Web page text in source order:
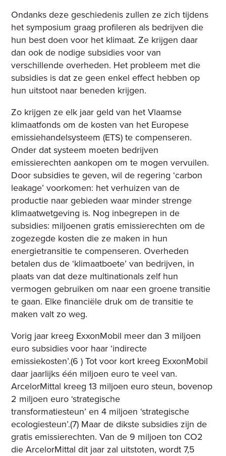
Ondanks deze geschiedenis zullen ze zich tijdens
het symposium graag profileren als bedrijven die
hun best doen voor het klimaat. Ze krijgen daar
dan ook de nodige subsidies voor van
verschillende overheden. Het probleem met die
subsidies is dat ze geen enkel effect hebben op
hun uitstoot naar beneden krijgen.
Zo krijgen ze elk jaar geld van het Vlaamse
klimaatfonds om de kosten van het Europese
emissiehandelsysteem (ETS) te compenseren.
Onder dat systeem moeten bedrijven
emissierechten aankopen om te mogen vervuilen.
Door subsidies te geven, wil de regering ‘carbon
leakage’ voorkomen: het verhuizen van de
productie naar gebieden waar minder strenge
klimaatwetgeving is. Nog inbegrepen in de
subsidies: miljoenen gratis emissierechten om de
zogezegde kosten die ze maken in hun
energietransitie te compenseren. Overheden
betalen dus de ‘klimaatboete’ van bedrijven, in
plaats van dat deze multinationals zelf hun
vermogen gebruiken om naar een groene transitie
te gaan. Elke financiële druk om de transitie te
maken valt zo weg.
Vorig jaar kreeg ExxonMobil meer dan 3 miljoen
euro subsidies voor haar ‘indirecte
emissiekosten’.(6 ) Tot voor kort kreeg ExxonMobil
daar jaarlijks één miljoen euro te veel van.
ArcelorMittal kreeg 13 miljoen euro steun, bovenop
2 miljoen euro ‘strategische
transformatiesteun’ en 4 miljoen ‘strategische
ecologiesteun’.(7) Maar de dikste subsidies zijn de
gratis emissierechten. Van de 9 miljoen ton CO2
die ArcelorMittal dit jaar zal uitstoten, wordt 7,5